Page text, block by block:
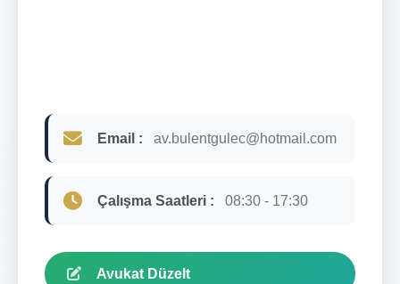
Email : av.bulentgulec@hotmail.com
Çalışma Saatleri : 08:30 - 17:30
Avukat Düzelt